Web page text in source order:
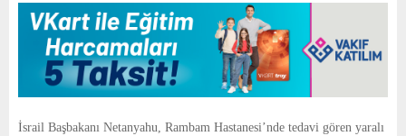
E
İsrail Başbakanı Netanyahu, Rambam Hastanesi’nde tedavi gören yaralı